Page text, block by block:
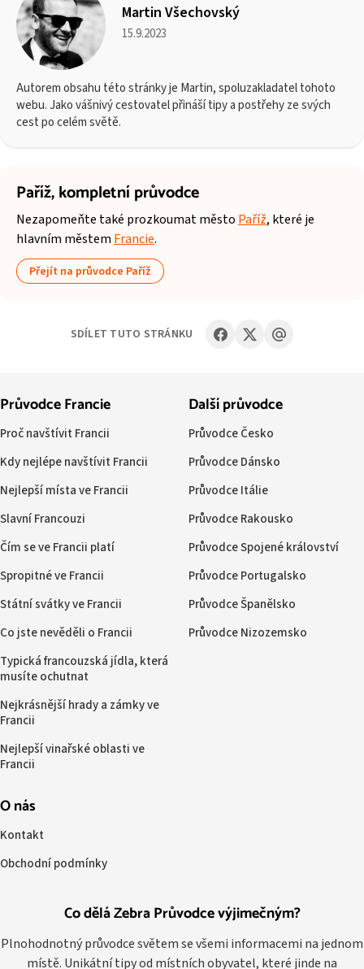
Martin Všechovský
15.9.2023
Autorem obsahu této stránky je Martin, spoluzakladatel tohoto
webu. Jako vášnivý cestovatel přináší tipy a postřehy ze svých
cest po celém světě.
Paříž,kompletní průvodce
Nezapomeňte také prozkoumat město Paříž, které je
hlavním městem Francie.
Přejít na průvodce Paříž
SDÍLET TUTO STRÁNKU
Co dělá Zebra Průvodce výjimečným?
Plnohodnotný průvodce světem se všemi informacemi na jednom
místě. Unikátní tipy od místních obyvatel, které jinde na
Průvodce Francie
Proč navštívit Francii
Kdy nejlépe navštívit Francii
Nejlepší místa ve Francii
Slavní Francouzi
Čím se ve Francii platí
Spropitné ve Francii
Státní svátky ve Francii
Co jste nevěděli o Francii
Typická francouzská jídla, která
musíte ochutnat
Nejkrásnější hrady a zámky ve
Francii
Nejlepší vinařské oblasti ve
Francii
Další průvodce
Průvodce Česko
Průvodce Dánsko
Průvodce Itálie
Průvodce Rakousko
Průvodce Spojené království
Průvodce Portugalsko
Průvodce Španělsko
Průvodce Nizozemsko
O nás
Kontakt
Obchodní podmínky